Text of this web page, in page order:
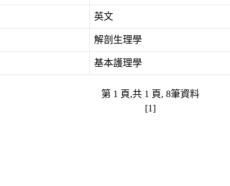
英文
解剖生理學
基本護理學
第 1 頁,共 1 頁, 8筆資料
[1]